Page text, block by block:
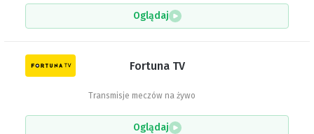
Oglądaj
Fortuna TV
Transmisje meczów na żywo
Oglądaj